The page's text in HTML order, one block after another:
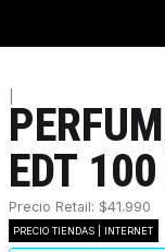
EDT
Precio Retail: $41.990
PRECIO TIENDAS | INTERNET